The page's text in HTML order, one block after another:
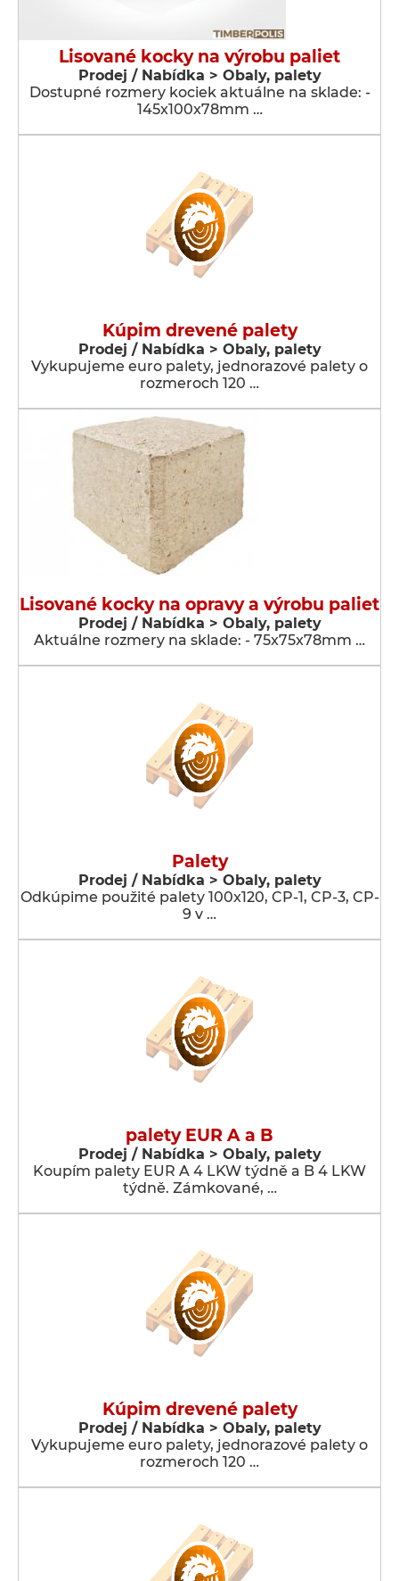
Lisované kocky na výrobu paliet
Prodej / Nabídka > Obaly, palety
Dostupné rozmery kociek aktuálne na sklade: -
145x100x78mm …
Kúpim drevené palety
Prodej / Nabídka > Obaly, palety
Vykupujeme euro palety, jednorazové palety o
rozmeroch 120 …
Lisované kocky na opravy a výrobu paliet
Prodej / Nabídka > Obaly, palety
Aktuálne rozmery na sklade: - 75x75x78mm …
Palety
Prodej / Nabídka > Obaly, palety
Odkúpime použité palety 100x120, CP-1, CP-3, CP-
9 v …
palety EUR A a B
Prodej / Nabídka > Obaly, palety
Koupím palety EUR A 4 LKW týdně a B 4 LKW
týdně. Zámkované, …
Kúpim drevené palety
Prodej / Nabídka > Obaly, palety
Vykupujeme euro palety, jednorazové palety o
rozmeroch 120 …